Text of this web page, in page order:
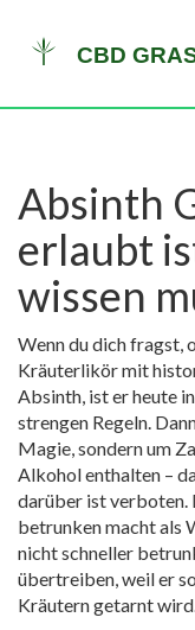
Absinth
erlaubt
wissen
Wenn du dich fragst,
Kräuterlikör mit
Absinth, ist er heute
strengen Regeln.
Magie, sondern um
Alkohol enthalten –
darüber ist verboten.
betrunken macht als
nicht schneller
übertreiben, weil er
Kräutern getarnt